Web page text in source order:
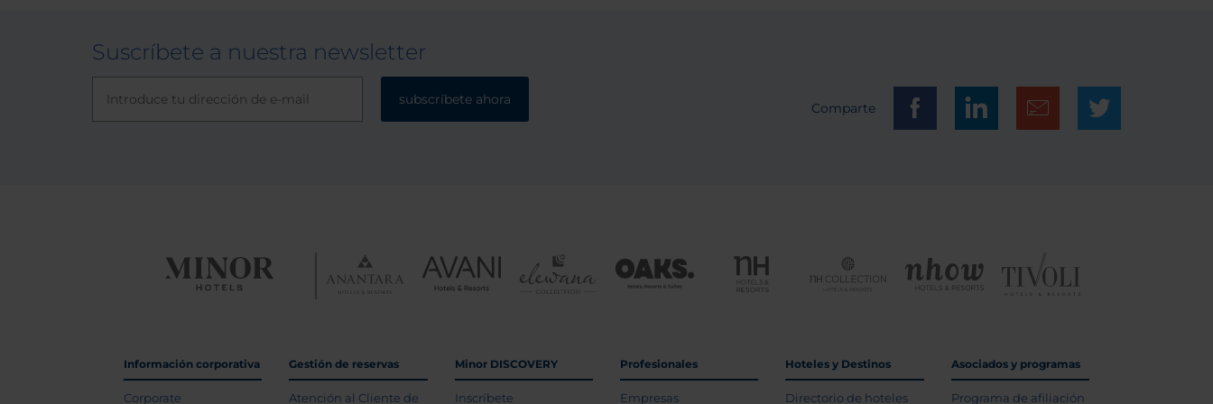
Suscríbete a nuestra newsletter
subscríbete ahora
Comparte
Información corporativa
Corporate
Gestión de reservas
Atención al Cliente de
Minor DISCOVERY
Inscríbete
Profesionales
Empresas
Hoteles y Destinos
Directorio de hoteles
Asociados y programas
Programa de afiliación